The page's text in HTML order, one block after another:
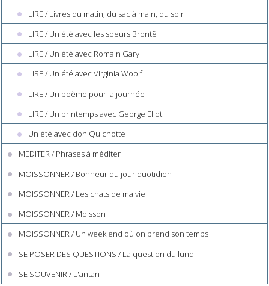
LIRE / Livres du matin, du sac à main, du soir
LIRE / Un été avec les soeurs Brontë
LIRE / Un été avec Romain Gary
LIRE / Un été avec Virginia Woolf
LIRE / Un poème pour la journée
LIRE / Un printemps avec George Eliot
Un été avec don Quichotte
MEDITER / Phrases à méditer
MOISSONNER / Bonheur du jour quotidien
MOISSONNER / Les chats de ma vie
MOISSONNER / Moisson
MOISSONNER / Un week end où on prend son temps
SE POSER DES QUESTIONS / La question du lundi
SE SOUVENIR / L'antan